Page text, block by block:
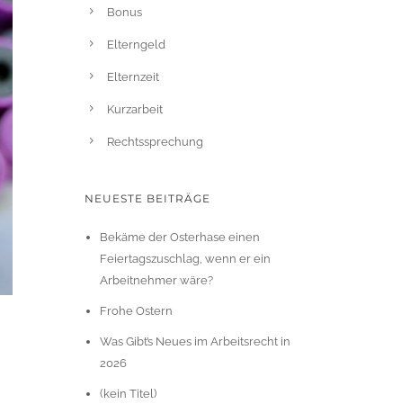
Bonus
Elterngeld
Elternzeit
Kurzarbeit
Rechtssprechung
NEUESTE BEITRÄGE
Bekäme der Osterhase einen
Feiertagszuschlag, wenn er ein
Arbeitnehmer wäre?
Frohe Ostern
Was Gibt’s Neues im Arbeitsrecht in
2026
(kein Titel)